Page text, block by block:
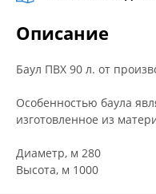
Описание
Баул ПВХ 90 л. от
Особенностью баула
изготовленное из
Диаметр, м 280
Высота, м 1000